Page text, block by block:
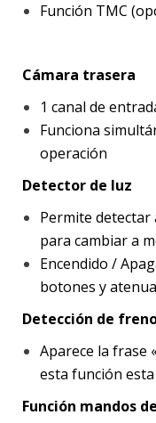
Función TMC
Cámara trasera
1 canal de
Funciona
operación
Detector de luz
Permite
para cambiar a
Encendido /
botones y
Detección de
Aparece la frase
esta función
Función mandos